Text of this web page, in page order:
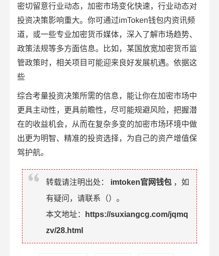
密切留意行业动态，加密市场变化快速，行业动态对
投资决策影响重大。你可通过imToken钱包内资讯频
道，或一些专业加密货币媒体，深入了解市场趋势、
政策法规等多方面信息。比如，某国放宽加密货币监
管政策时，相关项目可能迎来良好发展机遇。依据这
些
综合考量投资决策所需的信息，能让你在加密市场中
更具主动性，更具前瞻性，尽可能规避风险，把握潜
在的收益机会，从而在复杂多变的加密市场环境中做
出更为明智、精准的投资选择，为自己的资产增值保
驾护航。
转载请注明出处： imtoken官网钱包 ，如
有疑问，请联系（）。
本文地址：
https://suxiangcg.com/jqmq
zv/28.html